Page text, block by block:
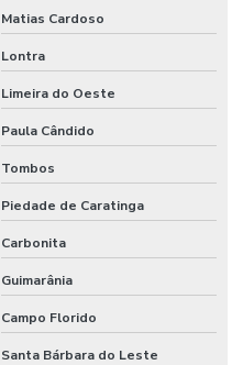
Matias Cardoso
Lontra
Limeira do Oeste
Paula Cândido
Tombos
Piedade de Caratinga
Carbonita
Guimarânia
Campo Florido
Santa Bárbara do Leste